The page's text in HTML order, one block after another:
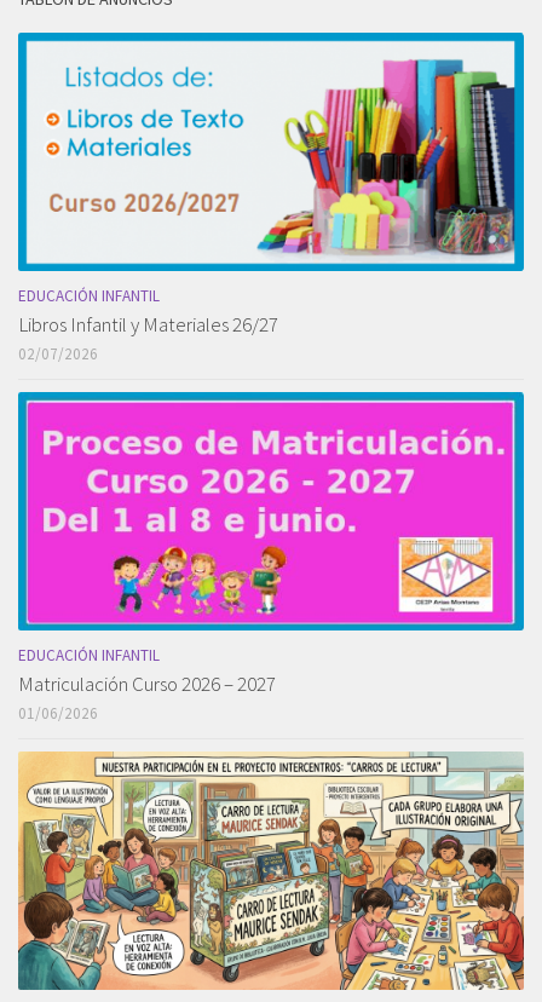
EDUCACIÓN INFANTIL
Libros Infantil y Materiales 26/27
02/07/2026
EDUCACIÓN INFANTIL
Matriculación Curso 2026 – 2027
01/06/2026